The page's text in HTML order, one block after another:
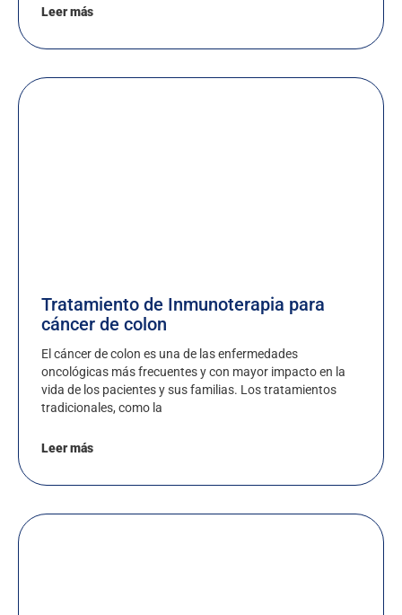
Leer más
Tratamiento de Inmunoterapia para
cáncer de colon
El cáncer de colon es una de las enfermedades
oncológicas más frecuentes y con mayor impacto en la
vida de los pacientes y sus familias. Los tratamientos
tradicionales, como la
Leer más